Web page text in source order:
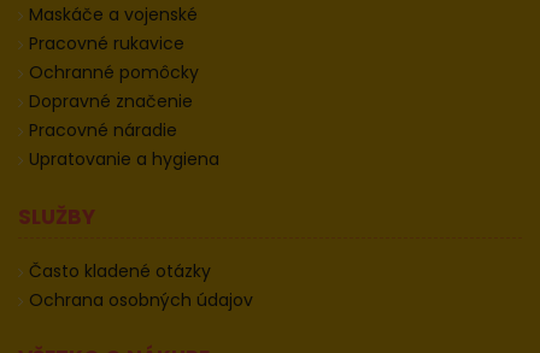
Maskáče a vojenské
Pracovné rukavice
Ochranné pomôcky
Dopravné značenie
Pracovné náradie
Upratovanie a hygiena
SLUŽBY
Často kladené otázky
Ochrana osobných údajov